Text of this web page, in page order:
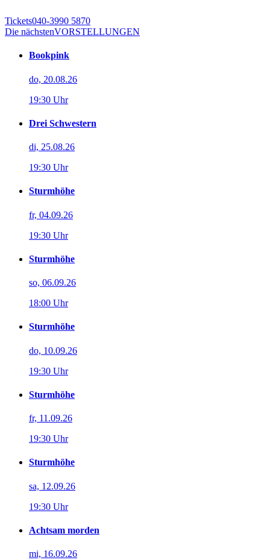
Tickets040-3990 5870
Die nächstenVORSTELLUNGEN
Bookpink
do, 20.08.26
19:30 Uhr
Drei Schwestern
di, 25.08.26
19:30 Uhr
Sturmhöhe
fr, 04.09.26
19:30 Uhr
Sturmhöhe
so, 06.09.26
18:00 Uhr
Sturmhöhe
do, 10.09.26
19:30 Uhr
Sturmhöhe
fr, 11.09.26
19:30 Uhr
Sturmhöhe
sa, 12.09.26
19:30 Uhr
Achtsam morden
mi, 16.09.26